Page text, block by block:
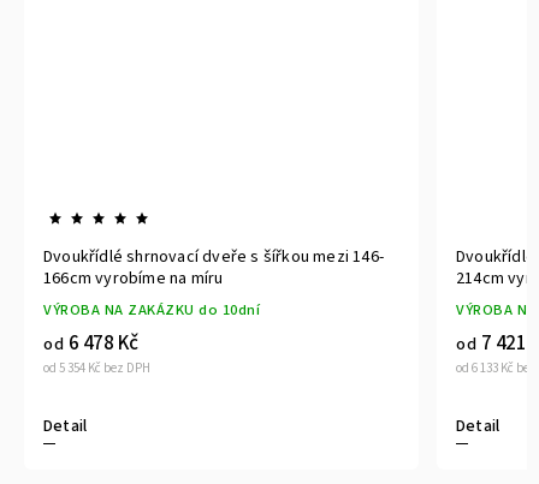
Dvoukřídlé shrnovací dveře s šířkou mezi 146-
166cm vyrobíme na míru
VÝROBA NA ZAKÁZKU do 10dní
od 5 354 Kč bez DPH
od 6 478 Kč
Detail
214cm
VÝROBA
od 6 133 Kč
od 7 421
Detail